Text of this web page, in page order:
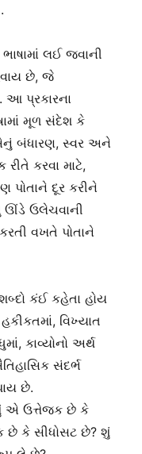
લઈ જવાની
છે, જે
પ્રકારના
મૂળ સંદેશ કે
બંધારણ, સ્વર અને
કરવા માટે,
પોતાને દૂર કરીને
ઊંડે ઉલેચવાની
વખતે પોતાને
કંઈ કહેતા હોય
વિખ્યાત
કાવ્યોનો અર્થ
સંદર્ભ
છે.
એ ઉત્તેજક છે કે
છે કે સીધોસટ છે? શું